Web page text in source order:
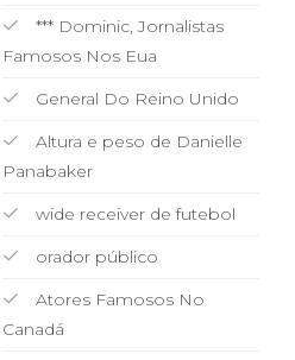
*** Dominic, Jornalistas
Famosos Nos Eua
General Do Reino Unido
Altura e peso de Danielle
Panabaker
wide receiver de futebol
orador público
Atores Famosos No
Canadá